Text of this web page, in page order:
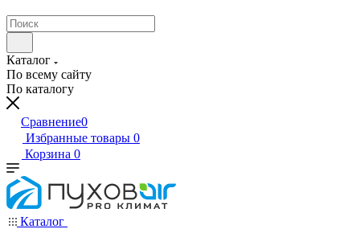
Каталог
По всему сайту
По каталогу
Сравнение0
Избранные товары 0
Корзина 0
Каталог